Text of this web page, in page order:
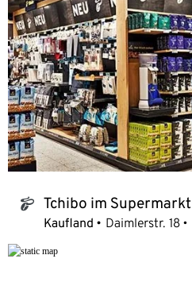
tchibo_logo Tchibo im Supermarkt
Kaufland Daimlerstr. 18